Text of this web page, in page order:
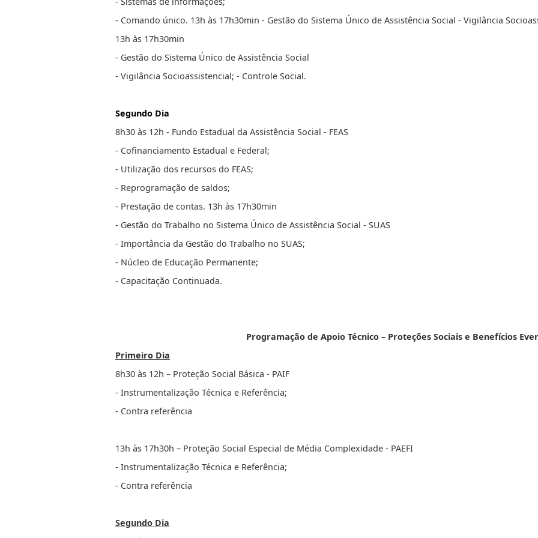
- Comando único. 13h às 17h30min - Gestão do Sistema Único de Assistência Social - Vigilância
13h às 17h30min
- Gestão do Sistema Único de Assistência Social
- Vigilância Socioassistencial; - Controle Social.
Segundo Dia
8h30 às 12h - Fundo Estadual da Assistência Social - FEAS
- Cofinanciamento Estadual e Federal;
- Utilização dos recursos do FEAS;
- Reprogramação de saldos;
- Prestação de contas. 13h às 17h30min
- Gestão do Trabalho no Sistema Único de Assistência Social - SUAS
- Importância da Gestão do Trabalho no SUAS;
- Núcleo de Educação Permanente;
- Capacitação Continuada.
Programação de Apoio Técnico – Proteções Sociais e Benefícios
Primeiro Dia
8h30 às 12h – Proteção Social Básica - PAIF
- Instrumentalização Técnica e Referência;
- Contra referência
13h às 17h30h – Proteção Social Especial de Média Complexidade - PAEFI
- Instrumentalização Técnica e Referência;
- Contra referência
Segundo Dia